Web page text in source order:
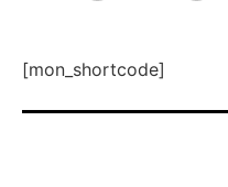
[mon_shortcode]